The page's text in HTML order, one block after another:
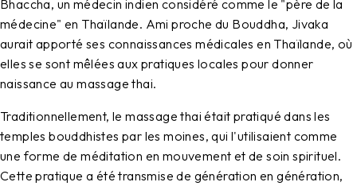
Bhaccha, un médecin indien considéré comme le "père de la
médecine" en Thaïlande. Ami proche du Bouddha, Jivaka
aurait apporté ses connaissances médicales en Thaïlande, où
elles se sont mêlées aux pratiques locales pour donner
naissance au massage thai.
Traditionnellement, le massage thai était pratiqué dans les
temples bouddhistes par les moines, qui l'utilisaient comme
une forme de méditation en mouvement et de soin spirituel.
Cette pratique a été transmise de génération en génération,